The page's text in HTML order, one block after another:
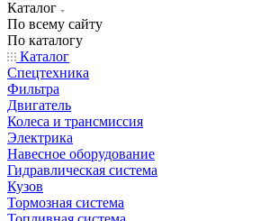
Каталог
По всему сайту
По каталогу
Каталог
Спецтехника
Фильтра
Двигатель
Колеса и трансмиссия
Электрика
Навесное оборудование
Гидравлическая система
Кузов
Тормозная система